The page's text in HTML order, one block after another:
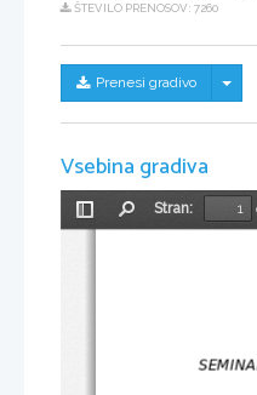
ŠTEVILO PRENOSOV: 7260
Prenesi gradivo
Vsebina gradiva
Preklopi
Stran: